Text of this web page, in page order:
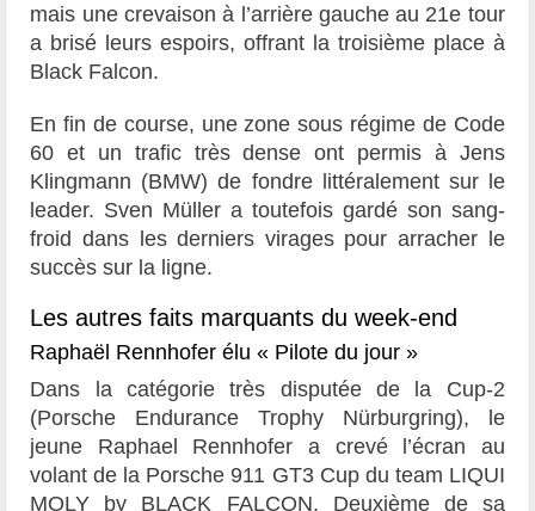
mais une crevaison à l’arrière gauche au 21e tour
a brisé leurs espoirs, offrant la troisième place à
Black Falcon.
En fin de course, une zone sous régime de Code
60 et un trafic très dense ont permis à Jens
Klingmann (BMW) de fondre littéralement sur le
leader. Sven Müller a toutefois gardé son sang-
froid dans les derniers virages pour arracher le
succès sur la ligne.
Les autres faits marquants du week-end
Raphaël Rennhofer élu « Pilote du jour »
Dans la catégorie très disputée de la Cup-2
(Porsche Endurance Trophy Nürburgring), le
jeune Raphael Rennhofer a crevé l’écran au
volant de la Porsche 911 GT3 Cup du team LIQUI
MOLY by BLACK FALCON. Deuxième de sa